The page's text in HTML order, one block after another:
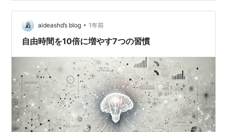
aideashd’s blog • 1年前
自由時間を10倍に増やす7つの習慣